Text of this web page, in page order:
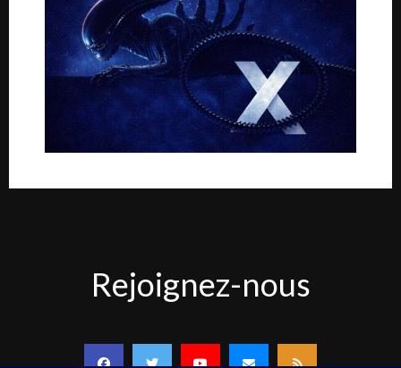
nous
Rejoignez-nous